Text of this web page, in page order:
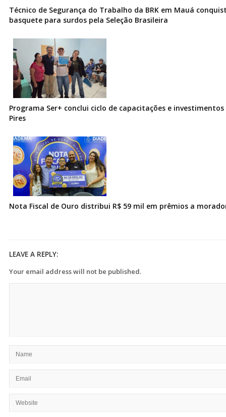
Técnico de Segurança do Trabalho da BRK em Mauá
basquete para surdos pela Seleção Brasileira
Programa Ser+ conclui ciclo de capacitações e
Pires
Nota Fiscal de Ouro distribui R$ 59 mil em prêmios a
LEAVE A REPLY:
Your email address will not be published.